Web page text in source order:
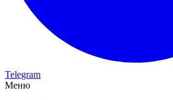
Telegram
Меню